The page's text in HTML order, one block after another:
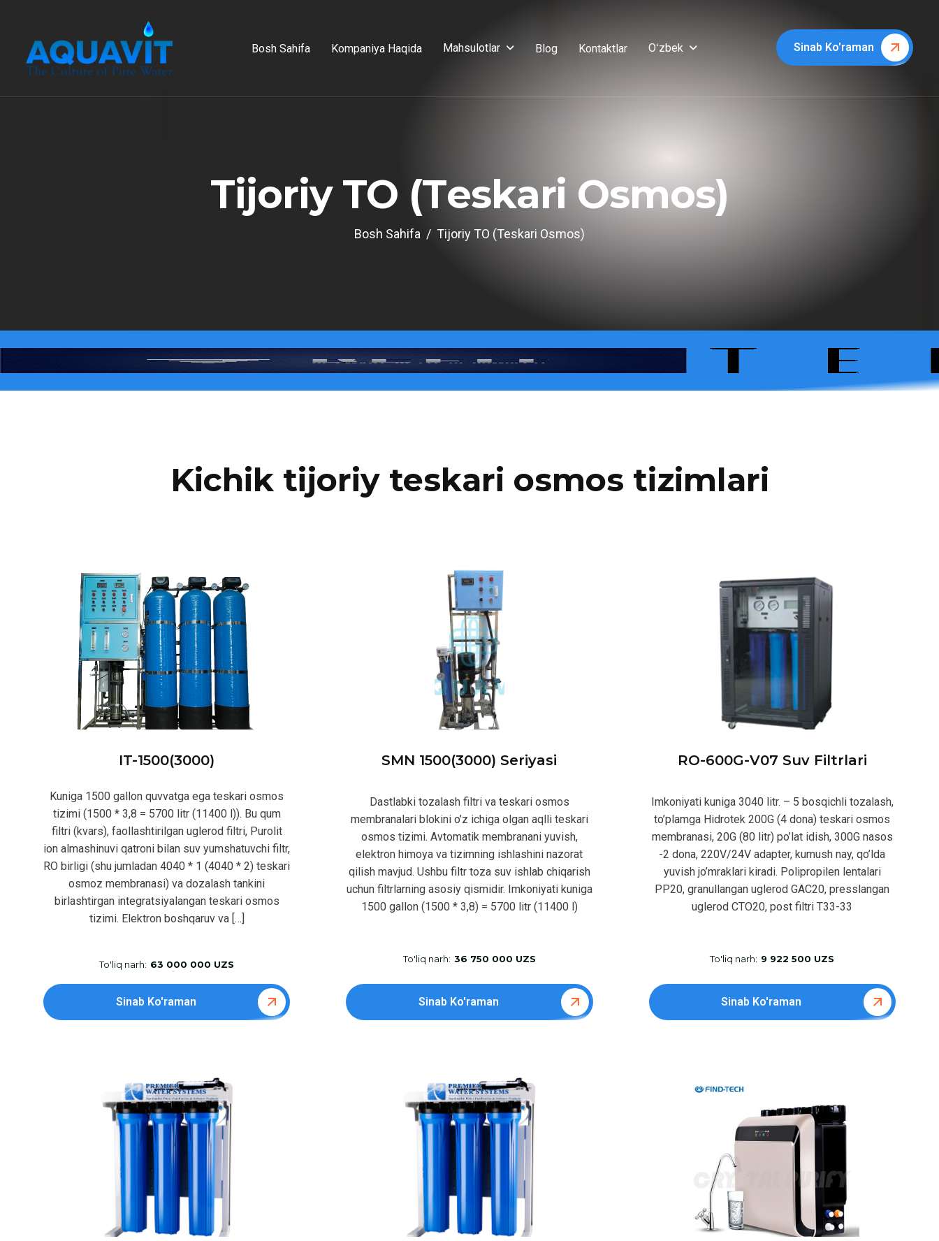
Bosh Sahifa Kompaniya Haqida Mahsulotlar Blog Kontaktlar Oʻzbek Sinab Ko'raman
Tijoriy TO (Teskari Osmos)
Bosh Sahifa Tijoriy TO (Teskari Osmos)
Kichik tijoriy teskari osmos tizimlari
IT-1500(3000)
Kuniga 1500 gallon quvvatga ega teskari osmos
tizimi (1500 * 3,8 = 5700 litr (11400 l)). Bu qum
filtri (kvars), faollashtirilgan uglerod filtri, Purolit
ion almashinuvi qatroni bilan suv yumshatuvchi filtr,
RO birligi (shu jumladan 4040 * 1 (4040 * 2) teskari
osmoz membranasi) va dozalash tankini
birlashtirgan integratsiyalangan teskari osmos
tizimi. Elektron boshqaruv va […]
To'liq narh: 63 000 000 UZS
Sinab Ko'raman
SMN 1500(3000) Seriyasi
Dastlabki tozalash filtri va teskari osmos
membranalari blokini o’z ichiga olgan aqlli teskari
osmos tizimi. Avtomatik membranani yuvish,
elektron himoya va tizimning ishlashini nazorat
qilish mavjud. Ushbu filtr toza suv ishlab chiqarish
uchun filtrlarning asosiy qismidir. Imkoniyati kuniga
1500 gallon (1500 * 3,8) = 5700 litr (11400 l)
To'liq narh: 36 750 000 UZS
Sinab Ko'raman
RO-600G-V07 Suv Filtrlari
Imkoniyati kuniga 3040 litr. – 5 bosqichli tozalash,
to’plamga Hidrotek 200G (4 dona) teskari osmos
membranasi, 20G (80 litr) po’lat idish, 300G nasos
-2 dona, 220V/24V adapter, kumush nay, qo’lda
yuvish jo’mraklari kiradi. Polipropilen lentalari
PP20, granullangan uglerod GAC20, presslangan
uglerod CTO20, post filtri T33-33
To'liq narh: 9 922 500 UZS
Sinab Ko'raman